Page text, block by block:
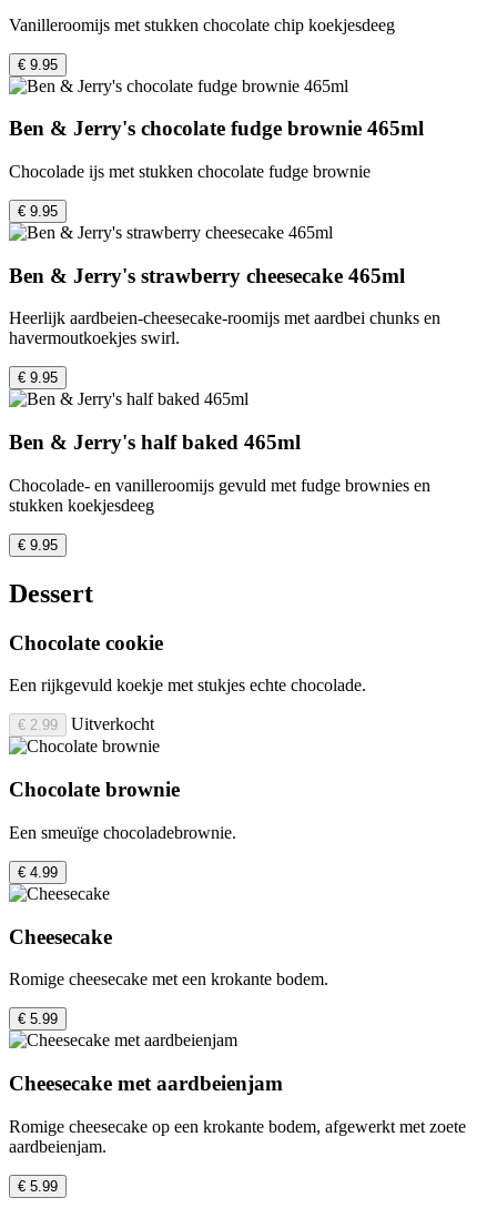
Vanilleroomijs met stukken chocolate chip koekjesdeeg
€ 9.95
Ben & Jerry's chocolate fudge brownie 465ml
Chocolade ijs met stukken chocolate fudge brownie
€ 9.95
Ben & Jerry's strawberry cheesecake 465ml
Heerlijk aardbeien-cheesecake-roomijs met aardbei chunks en
havermoutkoekjes swirl.
€ 9.95
Ben & Jerry's half baked 465ml
Chocolade- en vanilleroomijs gevuld met fudge brownies en
stukken koekjesdeeg
€ 9.95
Dessert
Chocolate cookie
Een rijkgevuld koekje met stukjes echte chocolade.
€ 2.99 Uitverkocht
Chocolate brownie
Een smeuïge chocoladebrownie.
€ 4.99
Cheesecake
Romige cheesecake met een krokante bodem.
€ 5.99
Cheesecake met aardbeienjam
Romige cheesecake op een krokante bodem, afgewerkt met zoete
aardbeienjam.
€ 5.99